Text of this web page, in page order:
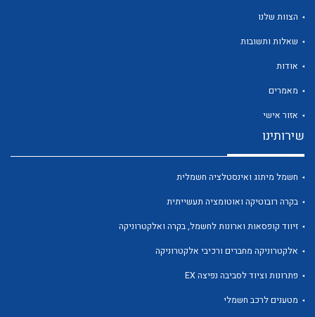
הצוות שלנו
שאלות ותשובות
אודות
מאמרים
אזור אישי
שירותינו
חשמל מיתוג ואינסטלציה חשמלית
בקרה רובוטיקה ואוטומציה תעשייתית
זיווד קופסאות וארונות לחשמל, בקרה ואלקטרוניקה
אלקטרוניקה מחברים ורכיבי אלקטרוניקה
פתרונות וציוד לסביבה נפיצה EX
מטענים לרכב חשמלי